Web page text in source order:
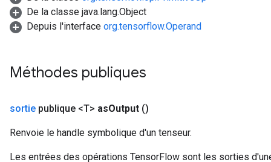
De la classe java.lang.Object
Depuis l'interface org.tensorflow.Operand
Méthodes publiques
sortie publique <T> asOutput ()
Renvoie le handle symbolique d'un tenseur.
Les entrées des opérations TensorFlow sont les sorties